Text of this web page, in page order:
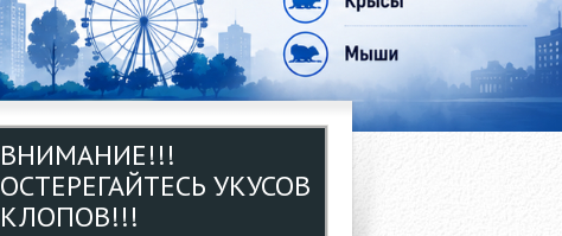
ВНИМАНИЕ!!!
ОСТЕРЕГАЙТЕСЬ УКУСОВ
КЛОПОВ!!!